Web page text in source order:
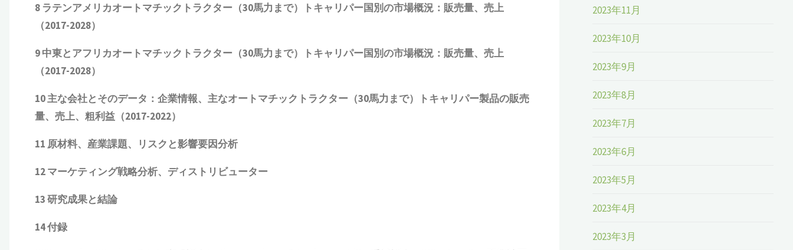
8 ラテンアメリカオートマチックトラクター（30馬力まで）トキャリパー国別の市場概況：販売量、売上
（2017-2028）
9中東とアフリカオートマチックトラクター（30馬力まで）トキャリパー国別の市場概況：販売量、売上
（2017-2028）
10主な会社とそのデータ：企業情報、主なオートマチックトラクター（30馬力まで）トキャリパー製品の販売
量、売上、粗利益（2017-2022）
11 原材料、産業課題、リスクと影響要因分析
12マーケティング戦略分析、ディストリビューター
13研究成果と結論
14付録
2023年11月
2023年10月
2023年9月
2023年8月
2023年7月
2023年6月
2023年5月
2023年4月
2023年3月